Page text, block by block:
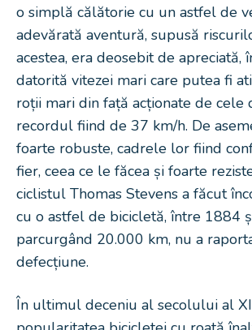
o simplă călătorie cu un astfel de
adevărată aventură, supusă
acestea, era deosebit de apreciată,
datorită vitezei mari care putea fi
roții mari din față acționate de cele
recordul fiind de 37 km/h. De
foarte robuste, cadrele lor fiind
fier, ceea ce le făcea și foarte
ciclistul Thomas Stevens a făcut
cu o astfel de bicicletă, între 1884
parcurgând 20.000 km, nu a
defecțiune.
În ultimul deceniu al secolului al